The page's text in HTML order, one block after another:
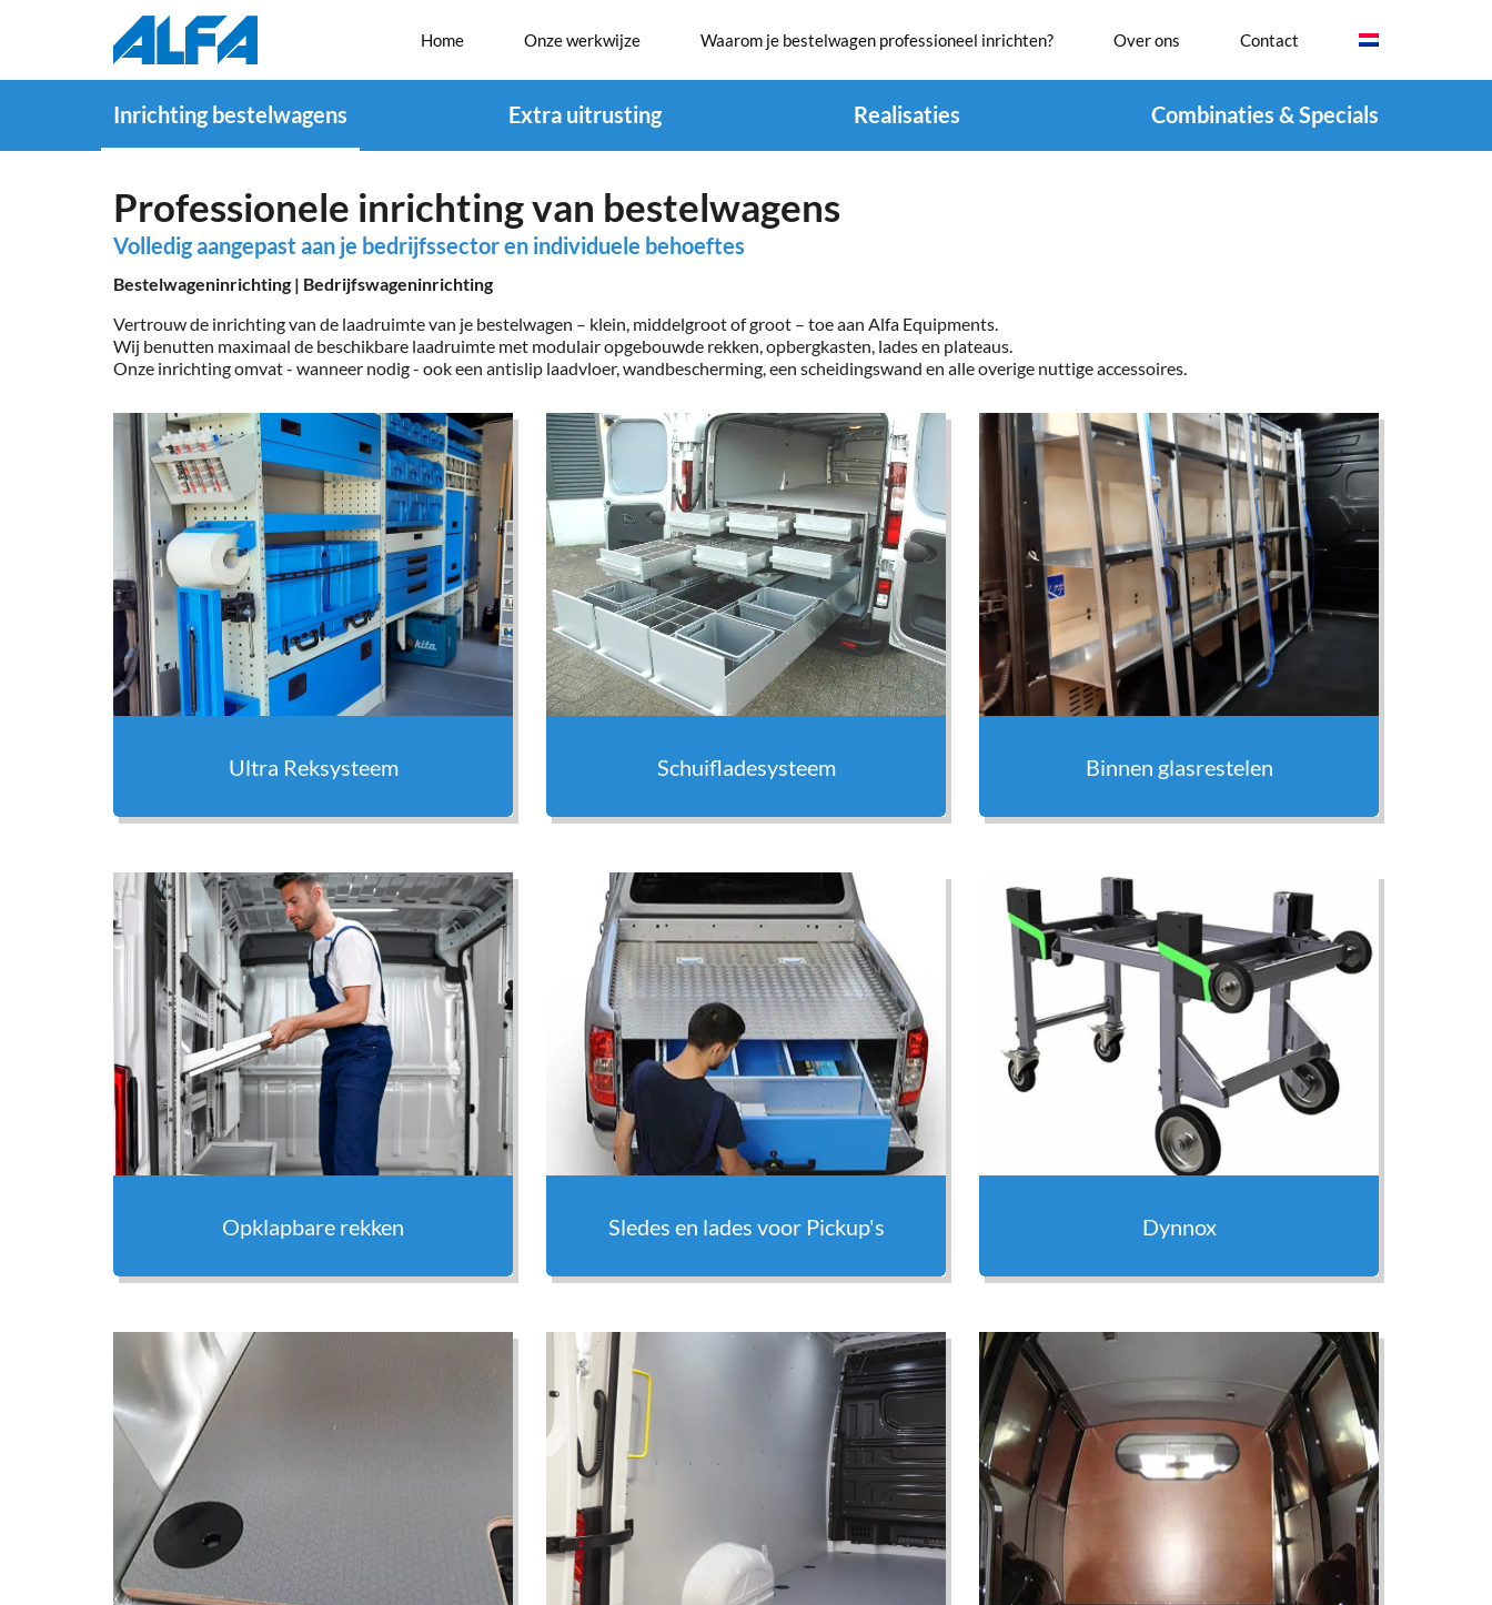
Home Onze werkwijze Waarom je bestelwagen professioneel inrichten? Over ons Contact
Inrichting bestelwagens Extra uitrusting Realisaties Combinaties & Specials
Professionele inrichting van bestelwagens
Volledig aangepast aan je bedrijfssector en individuele behoeftes
Bestelwageninrichting | Bedrijfswageninrichting
Vertrouw de inrichting van de laadruimte van je bestelwagen – klein, middelgroot of groot – toe aan Alfa Equipments.
Wij benutten maximaal de beschikbare laadruimte met modulair opgebouwde rekken, opbergkasten, lades en plateaus.
Onze inrichting omvat - wanneer nodig - ook een antislip laadvloer, wandbescherming, een scheidingswand en alle overige nuttige accessoires.
Ultra Reksysteem Schuifladesysteem Binnen glasrestelen
Opklapbare rekken Sledes en lades voor Pickup's Dynnox